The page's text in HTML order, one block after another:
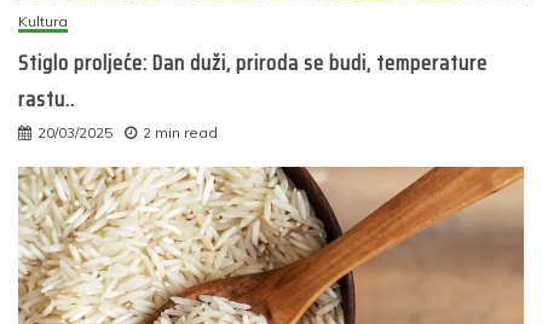
Kultura
Stiglo proljeće: Dan duži, priroda se budi, temperature
rastu..
20/03/2025 2 min read